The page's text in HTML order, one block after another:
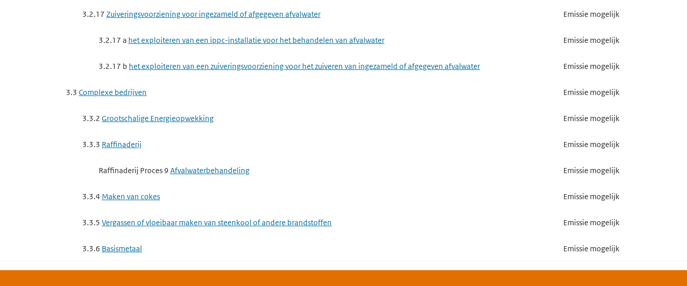
3.2.17 Zuiveringsvoorziening voor ingezameld of afgegeven afvalwater Emissie mogelijk
3.2.17 a het exploiteren van een ippc-installatie voor het behandelen van afvalwater Emissie mogelijk
3.2.17 b het exploiteren van een zuiveringsvoorziening voor het zuiveren van ingezameld of afgegeven afvalwater Emissie mogelijk
3.3 Complexe bedrijven Emissie mogelijk
3.3.2 Grootschalige Energieopwekking Emissie mogelijk
3.3.3 Raffinaderij Emissie mogelijk
Raffinaderij Proces 9 Afvalwaterbehandeling Emissie mogelijk
3.3.4 Maken van cokes Emissie mogelijk
3.3.5 Vergassen of vloeibaar maken van steenkool of andere brandstoffen Emissie mogelijk
3.3.6 Basismetaal Emissie mogelijk